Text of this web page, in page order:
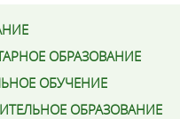
ОБРАЗОВАНИЕ
ОБУЧЕНИЕ
ОБРАЗОВАНИЕ